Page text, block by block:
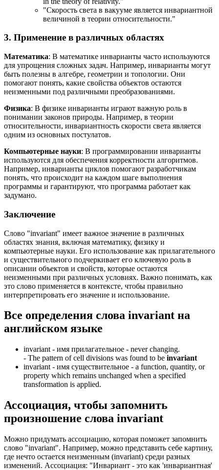
"Скорость света в вакууме является инвариантной
величиной в теории относительности."
3. Применение в различных областях
Математика: В математике инварианты часто используются
для упрощения сложных задач. Например, инварианты могут
быть полезны в алгебре, геометрии и топологии. Они
помогают понять, какие свойства объектов остаются
неизменными под различными преобразованиями.
Физика: В физике инварианты играют важную роль в
понимании законов природы. Например, в теории
относительности, инвариантность скорости света является
одним из основных постулатов.
Компьютерные науки: В программировании инварианты
используются для обеспечения корректности алгоритмов.
Например, инварианты циклов помогают разработчикам
понять, что происходит на каждом шаге выполнения
программы и гарантируют, что программа работает как
задумано.
Заключение
Слово "invariant" имеет важное значение в различных
областях знания, включая математику, физику и
компьютерные науки. Его использование как прилагательного
и существительного подчеркивает его ключевую роль в
описании объектов и свойств, которые остаются
неизменными при различных условиях. Важно понимать, как
это слово применяется в контексте, чтобы правильно
интерпретировать его значение и использование.
Все определения слова invariant на
английском языке
invariant - имя прилагательное - never changing.
- The pattern of cell divisions was found to be invariant
invariant - имя существительное - a function, quantity, or
property which remains unchanged when a specified
transformation is applied.
Ассоциация, чтобы запомнить
произношение слова invariant
Можно придумать ассоциацию, которая поможет запомнить
слово "invariant". Например, можно представить себе картину,
где нечто остается неизменным (invariant) среди разных
изменений. Ассоциация: "Инвариант - это как 'инвариантная'